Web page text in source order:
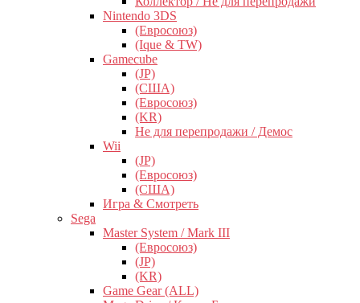
Nintendo 3DS
(Евросоюз)
(Ique & TW)
Gamecube
(JP)
(США)
(Евросоюз)
(KR)
Не для перепродажи / Демос
Wii
(JP)
(Евросоюз)
(США)
Игра & Смотреть
Sega
Master System / Mark III
(Евросоюз)
(JP)
(KR)
Game Gear (ALL)